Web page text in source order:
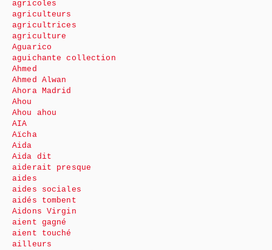
agricoles
agriculteurs
agricultrices
agriculture
Aguarico
aguichante collection
Ahmed
Ahmed Alwan
Ahora Madrid
Ahou
Ahou ahou
AIA
Aïcha
Aida
Aida dit
aiderait presque
aides
aides sociales
aidés tombent
Aidons Virgin
aient gagné
aient touché
ailleurs